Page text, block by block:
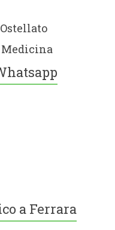
Medicina
a Ferrara